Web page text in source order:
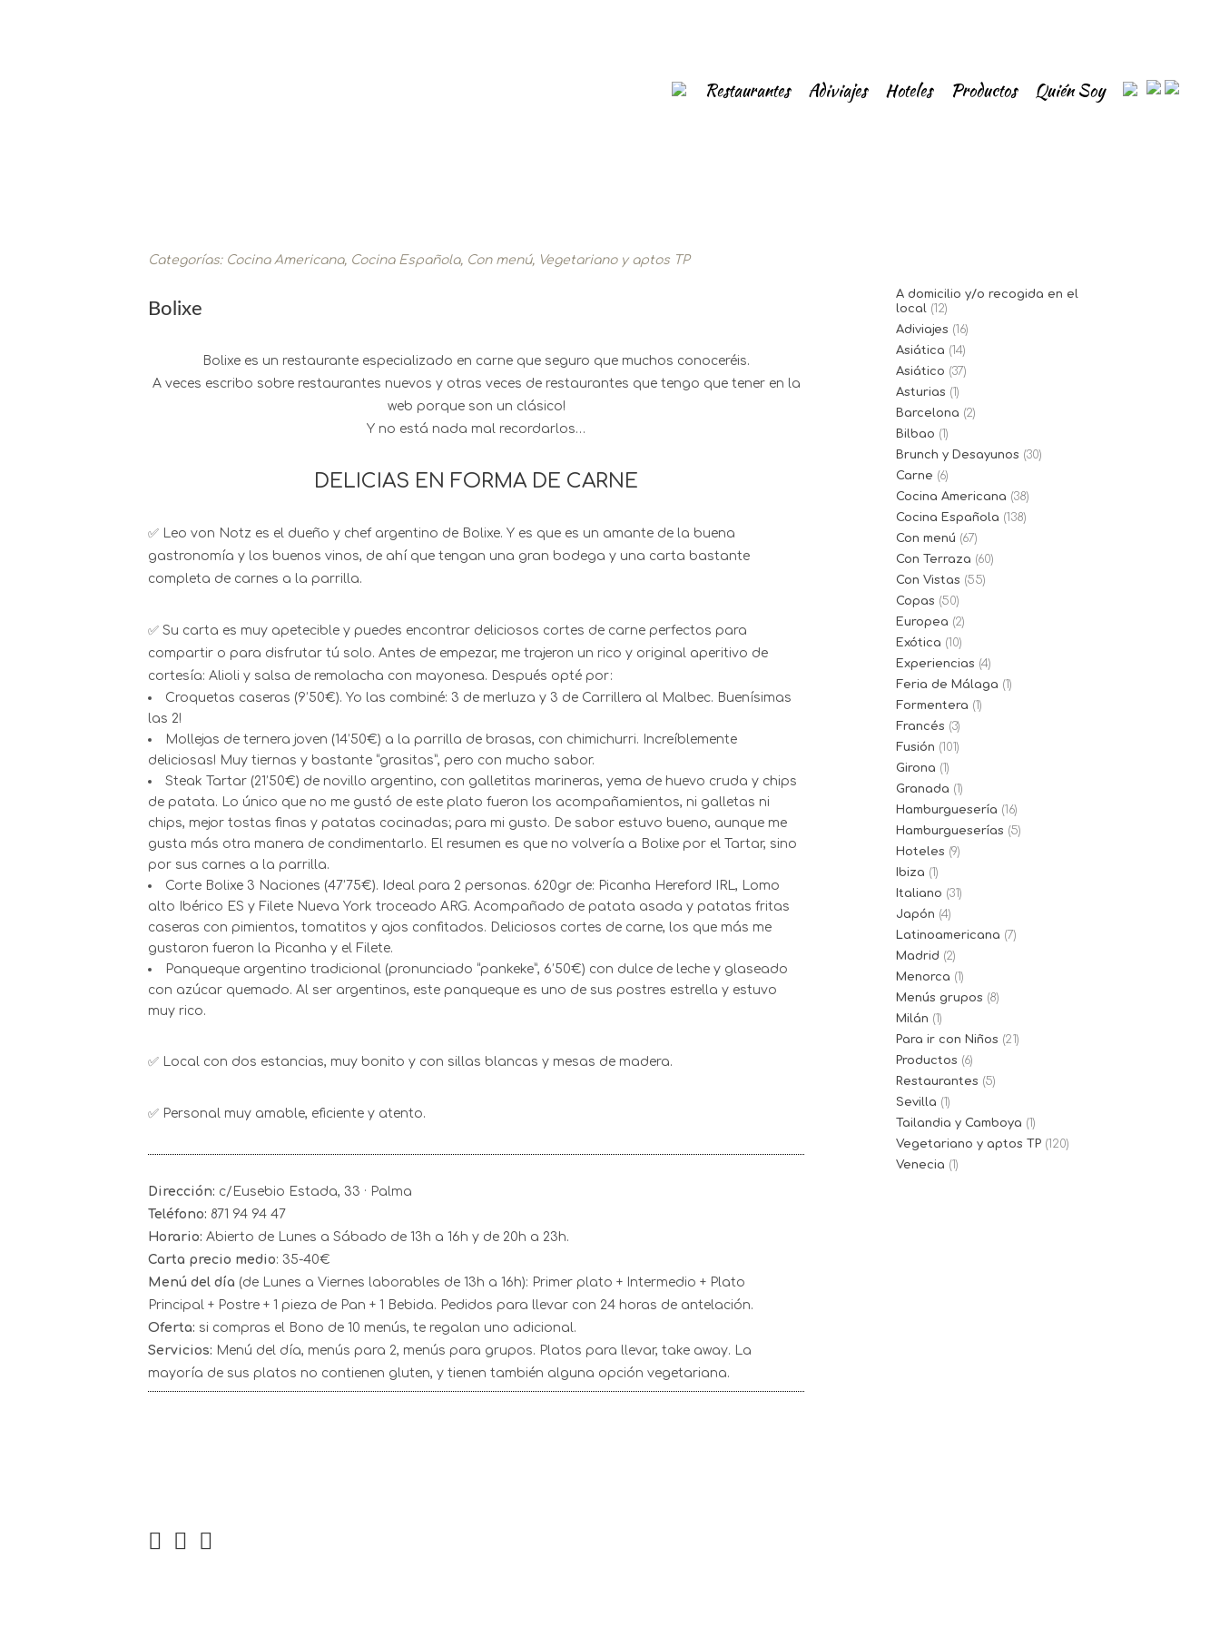
Restaurantes Adiviajes Hoteles Productos Quién Soy
Categorías: Cocina Americana, Cocina Española, Con menú, Vegetariano y aptos TP
Bolixe
Bolixe es un restaurante especializado en carne que seguro que muchos conoceréis.
A veces escribo sobre restaurantes nuevos y otras veces de restaurantes que tengo que tener en la
web porque son un clásico!
Y no está nada mal recordarlos…
DELICIAS EN FORMA DE CARNE
✅ Leo von Notz es el dueño y chef argentino de Bolixe. Y es que es un amante de la buena
gastronomía y los buenos vinos, de ahí que tengan una gran bodega y una carta bastante
completa de carnes a la parrilla.
✅ Su carta es muy apetecible y puedes encontrar deliciosos cortes de carne perfectos para
compartir o para disfrutar tú solo. Antes de empezar, me trajeron un rico y original aperitivo de
cortesía: Alioli y salsa de remolacha con mayonesa. Después opté por:
Croquetas caseras (9’50€). Yo las combiné: 3 de merluza y 3 de Carrillera al Malbec. Buenísimas
las 2!
Mollejas de ternera joven (14’50€) a la parrilla de brasas, con chimichurri. Increíblemente
deliciosas! Muy tiernas y bastante “grasitas”, pero con mucho sabor.
Steak Tartar (21’50€) de novillo argentino, con galletitas marineras, yema de huevo cruda y chips
de patata. Lo único que no me gustó de este plato fueron los acompañamientos, ni galletas ni
chips, mejor tostas finas y patatas cocinadas; para mi gusto. De sabor estuvo bueno, aunque me
gusta más otra manera de condimentarlo. El resumen es que no volvería a Bolixe por el Tartar, sino
por sus carnes a la parrilla.
Corte Bolixe 3 Naciones (47’75€). Ideal para 2 personas. 620gr de: Picanha Hereford IRL, Lomo
alto Ibérico ES y Filete Nueva York troceado ARG. Acompañado de patata asada y patatas fritas
caseras con pimientos, tomatitos y ajos confitados. Deliciosos cortes de carne, los que más me
gustaron fueron la Picanha y el Filete.
Panqueque argentino tradicional (pronunciado “pankeke”, 6’50€) con dulce de leche y glaseado
con azúcar quemado. Al ser argentinos, este panqueque es uno de sus postres estrella y estuvo
muy rico.
✅ Local con dos estancias, muy bonito y con sillas blancas y mesas de madera.
✅ Personal muy amable, eficiente y atento.
Dirección: c/Eusebio Estada, 33 · Palma
Teléfono: 871 94 94 47
Horario: Abierto de Lunes a Sábado de 13h a 16h y de 20h a 23h.
Carta precio medio: 35-40€
Menú del día (de Lunes a Viernes laborables de 13h a 16h): Primer plato + Intermedio + Plato
Principal + Postre + 1 pieza de Pan + 1 Bebida. Pedidos para llevar con 24 horas de antelación.
Oferta: si compras el Bono de 10 menús, te regalan uno adicional.
Servicios: Menú del día, menús para 2, menús para grupos. Platos para llevar, take away. La
mayoría de sus platos no contienen gluten, y tienen también alguna opción vegetariana.
A domicilio y/o recogida en el
local (12)
Adiviajes (16)
Asiática (14)
Asiático (37)
Asturias (1)
Barcelona (2)
Bilbao (1)
Brunch y Desayunos (30)
Carne (6)
Cocina Americana (38)
Cocina Española (138)
Con menú (67)
Con Terraza (60)
Con Vistas (55)
Copas (50)
Europea (2)
Exótica (10)
Experiencias (4)
Feria de Málaga (1)
Formentera (1)
Francés (3)
Fusión (101)
Girona (1)
Granada (1)
Hamburguesería (16)
Hamburgueserías (5)
Hoteles (9)
Ibiza (1)
Italiano (31)
Japón (4)
Latinoamericana (7)
Madrid (2)
Menorca (1)
Menús grupos (8)
Milán (1)
Para ir con Niños (21)
Productos (6)
Restaurantes (5)
Sevilla (1)
Tailandia y Camboya (1)
Vegetariano y aptos TP (120)
Venecia (1)